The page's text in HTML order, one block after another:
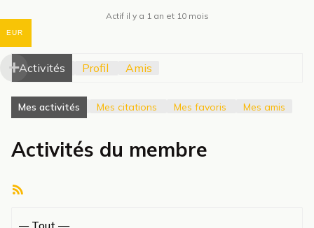
Actif il y a 1 an et 10 mois
Activités Profil Amis
Mes activités Mes citations Mes favoris Mes amis
Activités du membre
EUR